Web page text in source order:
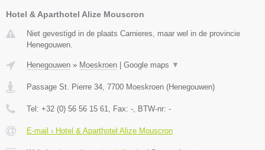
Hotel & Aparthotel Alize Mouscron
Niet gevestigd in de plaats Carnieres, maar wel in de provincie
Henegouwen.
Henegouwen » Moeskroen | Google maps ▼
Passage St. Pierre 34 7700 Moeskroen (Henegouwen)
Tel: +32 (0) 56 56 15 61 , Fax: - , BTW-nr: -
E-mail › Hotel & Aparthotel Alize Mouscron